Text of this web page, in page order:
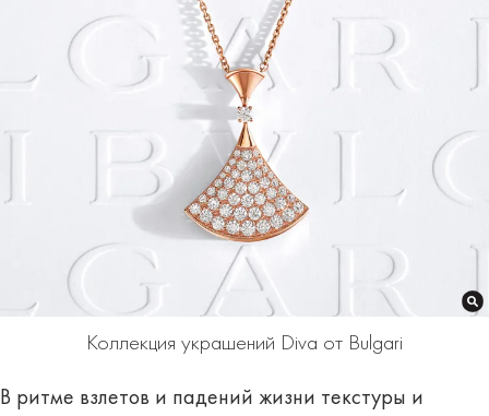
Коллекция украшений Diva от Bulgari
В ритме взлетов и падений жизни текстуры и